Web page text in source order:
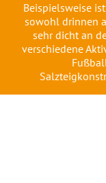
Beispielsweise
sowohl drinnen
sehr dicht an
verschiedene